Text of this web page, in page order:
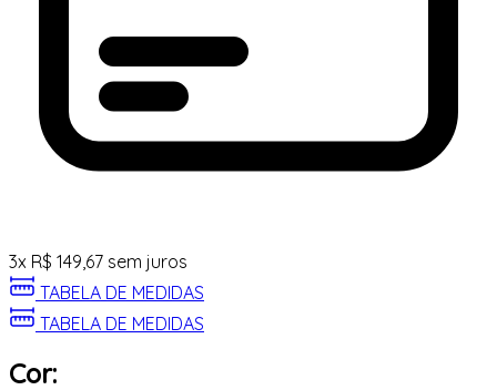
3x R$ 149,67 sem juros
TABELA DE MEDIDAS
TABELA DE MEDIDAS
Cor: